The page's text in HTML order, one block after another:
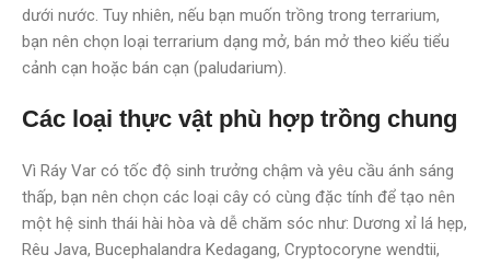
dưới nước. Tuy nhiên, nếu bạn muốn trồng trong terrarium,
bạn nên chọn loại terrarium dạng mở, bán mở theo kiểu tiểu
cảnh cạn hoặc bán cạn (paludarium).
Các loại thực vật phù hợp trồng chung
Vì Ráy Var có tốc độ sinh trưởng chậm và yêu cầu ánh sáng
thấp, bạn nên chọn các loại cây có cùng đặc tính để tạo nên
một hệ sinh thái hài hòa và dễ chăm sóc như: Dương xỉ lá hẹp,
Rêu Java, Bucephalandra Kedagang, Cryptocoryne wendtii,